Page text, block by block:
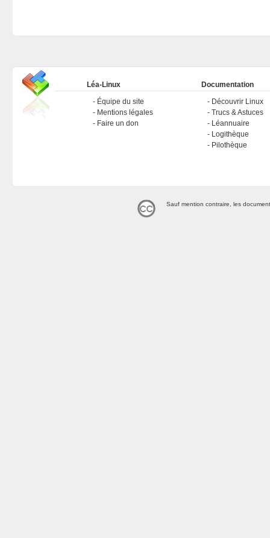
Léa-Linux
Équipe du site
Mentions légales
Faire un don
Documentation
Découvrir Linux
Trucs & Astuces
Léannuaire
Logithèque
Pilothèque
Sauf mention contraire, les